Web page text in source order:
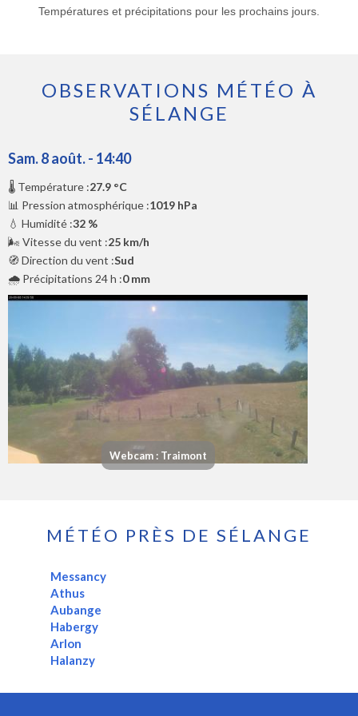
Températures et précipitations pour les prochains jours.
OBSERVATIONS MÉTÉO À
SÉLANGE
Sam. 8 août. - 14:40
🌡️ Température :27.9 °C
📊 Pression atmosphérique :1019 hPa
💧 Humidité :32 %
🌬️ Vitesse du vent :25 km/h
🧭 Direction du vent :Sud
🌧️ Précipitations 24 h :0 mm
Webcam : Traimont
MÉTÉO PRÈS DE SÉLANGE
Messancy
Athus
Aubange
Habergy
Arlon
Halanzy